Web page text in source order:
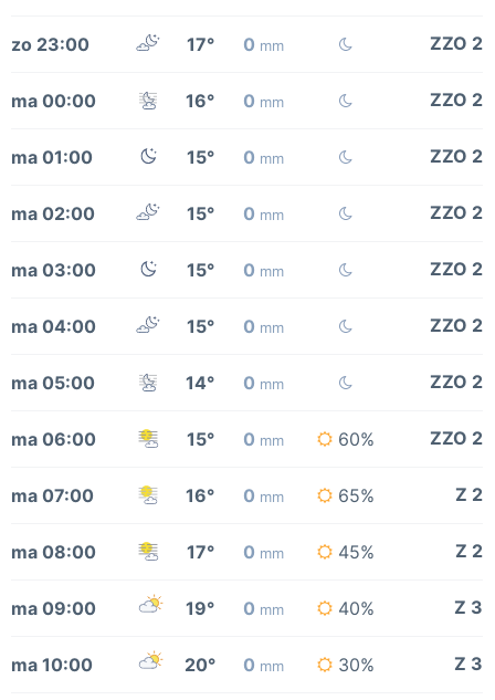
zo 23:00 17° 0 mm ZZO 2
ma 00:00 16° 0 mm ZZO 2
ma 01:00 15° 0 mm ZZO 2
ma 02:00 15° 0 mm ZZO 2
ma 03:00 15° 0 mm ZZO 2
ma 04:00 15° 0 mm ZZO 2
ma 05:00 14° 0 mm ZZO 2
ma 06:00 15° 0 mm 60% ZZO 2
ma 07:00 16° 0 mm 65% Z 2
ma 08:00 17° 0 mm 45% Z 2
ma 09:00 19° 0 mm 40% Z 3
ma 10:00 20° 0 mm 30% Z 3